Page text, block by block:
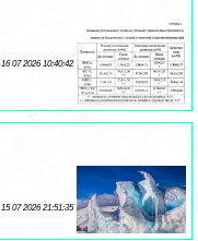
16 07 2026 10:40:42
15 07 2026 21:51:35